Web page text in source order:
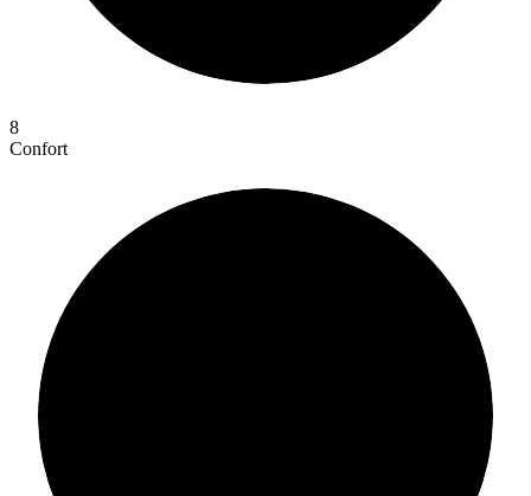
8
Confort